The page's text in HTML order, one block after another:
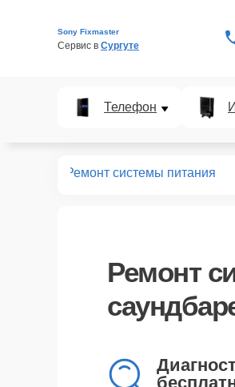
Sony Fixmaster
Сервис в Сургуте
Телефон
Ремонт системы питания
Ремонт